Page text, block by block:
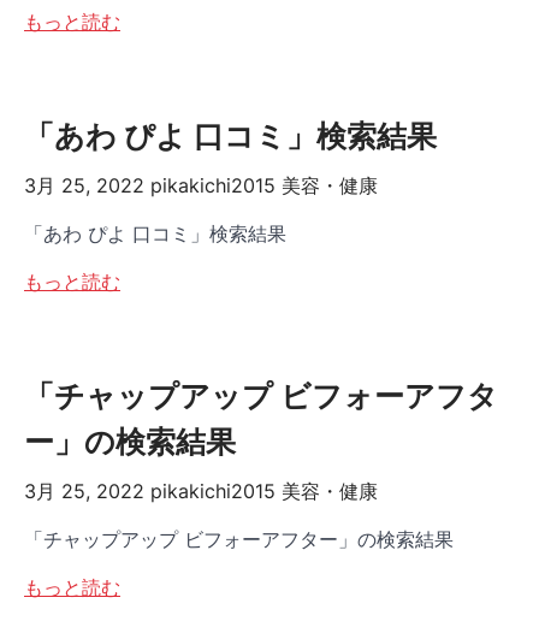
もっと読む
「あわ ぴよ 口コミ」検索結果
3月 25, 2022 pikakichi2015 美容・健康
「あわ ぴよ 口コミ」検索結果
もっと読む
「チャップアップ ビフォーアフタ
ー」の検索結果
3月 25, 2022 pikakichi2015 美容・健康
「チャップアップ ビフォーアフター」の検索結果
もっと読む